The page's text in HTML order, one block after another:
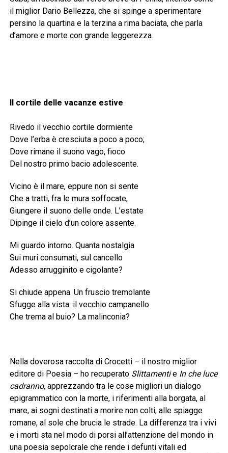
il miglior Dario Bellezza, che si spinge a sperimentare
persino la quartina e la terzina a rima baciata, che parla
d’amore e morte con grande leggerezza.
Il cortile delle vacanze estive
Rivedo il vecchio cortile dormiente
Dove l’erba è cresciuta a poco a poco;
Dove rimane il suono vago, fioco
Del nostro primo bacio adolescente.
Vicino è il mare, eppure non si sente
Che a tratti, fra le mura soffocate,
Giungere il suono delle onde. L’estate
Dipinge il cielo d’un colore assente.
Mi guardo intorno. Quanta nostalgia
Sui muri consumati, sul cancello
Adesso arrugginito e cigolante?
Si chiude appena. Un fruscio tremolante
Sfugge alla vista: il vecchio campanello
Che trema al buio? La malinconia?
Nella doverosa raccolta di Crocetti – il nostro miglior
editore di Poesia – ho recuperato Slittamentie In che luce
cadranno, apprezzando tra le cose migliori un dialogo
epigrammatico con la morte, i riferimenti alla borgata, al
mare, ai sogni destinati a morire non colti, alle spiagge
romane, al sole che brucia le strade. La differenza tra i vivi
e i morti sta nel modo di porsi all’attenzione del mondo in
una poesia sepolcrale che rende i defunti vitali ed